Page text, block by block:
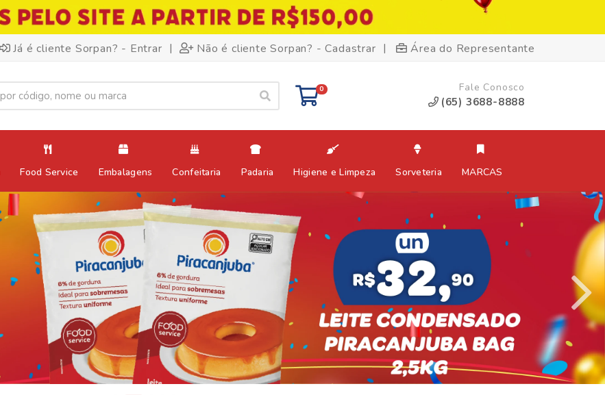
Já é cliente Sorpan? - Entrar | Não é cliente Sorpan? - Cadastrar | Área do Representante
0 Fale Conosco
(65) 3688-8888
Food Service Embalagens Confeitaria Padaria Higiene e Limpeza Sorveteria MARCAS